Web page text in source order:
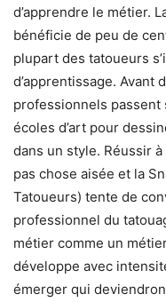
d’apprendre le métier.
bénéficie de peu de
plupart des tatoueurs
d’apprentissage. Avant
professionnels
écoles d’art pour
dans un style. Réussir
pas chose aisée et la
Tatoueurs) tente de
professionnel du
métier comme un
développe avec
émerger qui